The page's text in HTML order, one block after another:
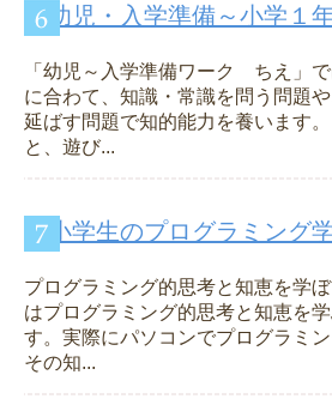
幼児・入学準備～小学１
「幼児～入学準備ワーク ちえ」
に合わて、知識・常識を問う問題
延ばす問題で知的能力を養います
と、遊び...
小学生のプログラミング
プログラミング的思考と知恵を学
はプログラミング的思考と知恵を
す。実際にパソコンでプログラミン
その知...